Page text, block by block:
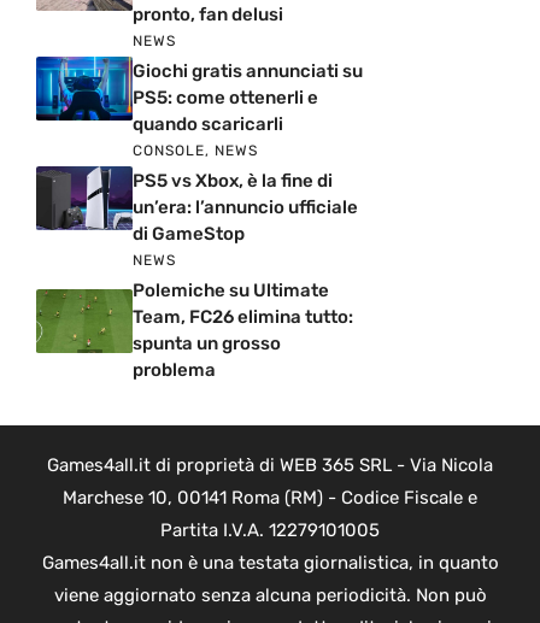
pronto, fan delusi
NEWS
Giochi gratis annunciati su
PS5: come ottenerli e
quando scaricarli
CONSOLE, NEWS
PS5 vs Xbox, è la fine di
un’era: l’annuncio ufficiale
di GameStop
NEWS
Polemiche su Ultimate
Team, FC26 elimina tutto:
spunta un grosso
problema
Games4all.it di proprietà di WEB 365 SRL - Via Nicola
Marchese 10, 00141 Roma (RM) - Codice Fiscale e
Partita I.V.A. 12279101005
Games4all.it non è una testata giornalistica, in quanto
viene aggiornato senza alcuna periodicità. Non può